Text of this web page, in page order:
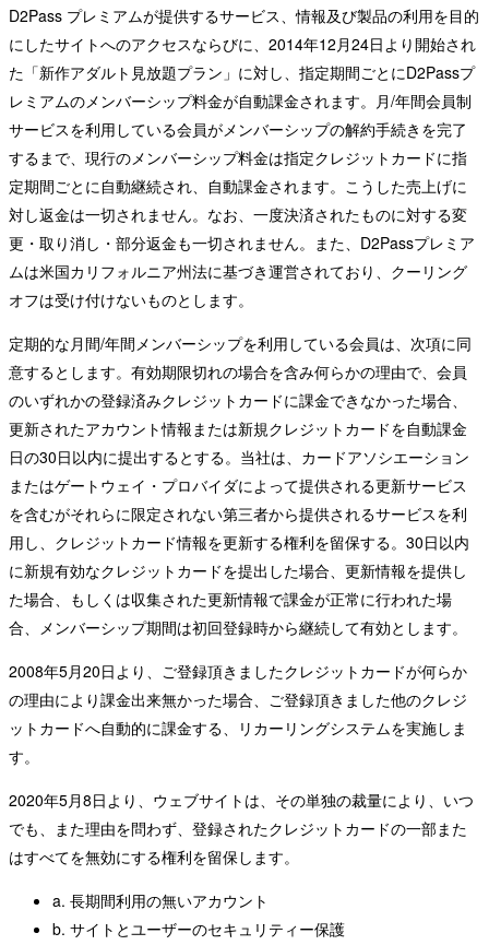
D2Pass プレミアムが提供するサービス、情報及び製品の利用を目的
にしたサイトへのアクセスならびに、2014年12月24日より開始され
た「新作アダルト見放題プラン」に対し、指定期間ごとにD2Passプ
レミアムのメンバーシップ料金が自動課金されます。月/年間会員制
サービスを利用している会員がメンバーシップの解約手続きを完了
するまで、現行のメンバーシップ料金は指定クレジットカードに指
定期間ごとに自動継続され、自動課金されます。こうした売上げに
対し返金は一切されません。なお、一度決済されたものに対する変
更・取り消し・部分返金も一切されません。また、D2Passプレミア
ムは米国カリフォルニア州法に基づき運営されており、クーリング
オフは受け付けないものとします。
定期的な月間/年間メンバーシップを利用している会員は、次項に同
意するとします。有効期限切れの場合を含み何らかの理由で、会員
のいずれかの登録済みクレジットカードに課金できなかった場合、
更新されたアカウント情報または新規クレジットカードを自動課金
日の30日以内に提出するとする。当社は、カードアソシエーション
またはゲートウェイ・プロバイダによって提供される更新サービス
を含むがそれらに限定されない第三者から提供されるサービスを利
用し、クレジットカード情報を更新する権利を留保する。30日以内
に新規有効なクレジットカードを提出した場合、更新情報を提供し
た場合、もしくは収集された更新情報で課金が正常に行われた場
合、メンバーシップ期間は初回登録時から継続して有効とします。
2008年5月20日より、ご登録頂きましたクレジットカードが何らか
の理由により課金出来無かった場合、ご登録頂きました他のクレジ
ットカードへ自動的に課金する、リカーリングシステムを実施しま
す。
2020年5月8日より、ウェブサイトは、その単独の裁量により、いつ
でも、また理由を問わず、登録されたクレジットカードの一部また
はすべてを無効にする権利を留保します。
a. 長期間利用の無いアカウント
b. サイトとユーザーのセキュリティー保護